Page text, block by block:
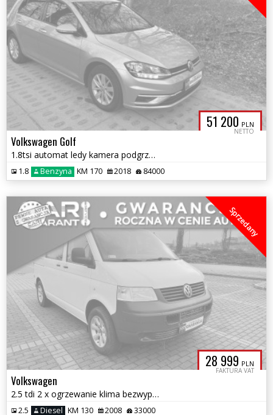
51 200 PLN
NETTO
Volkswagen Golf
1.8tsi automat ledy kamera podgrzewane fotele f-k VAT 23 zamiana gwa
1.8 Benzyna KM 170 2018 84000
28 999 PLN
FAKTURA VAT
Sprzedany
Volkswagen
2.5 tdi 2 x ogrzewanie klima bezwypadkowy serwis 100% sprawny zamiana
2.5 Diesel KM 130 2008 33000